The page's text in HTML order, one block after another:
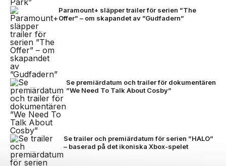
Paramount+ släpper trailer för serien ”The
Offer” – om skapandet av ”Gudfadern”
Se premiärdatum och trailer för dokumentären
”We Need To Talk About Cosby”
Se trailer och premiärdatum för serien ”HALO”
– baserad på det ikoniska Xbox-spelet